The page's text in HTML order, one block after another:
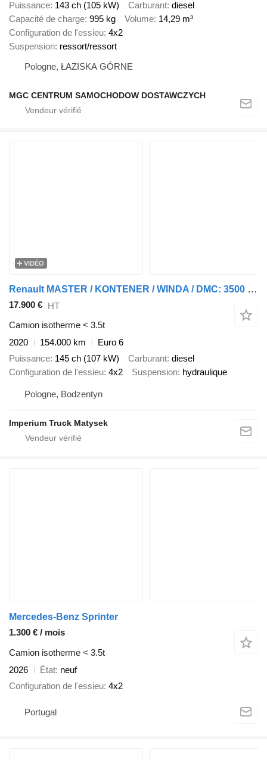
Puissance 143 ch (105 kW) Carburant diesel
Capacité de charge 995 kg Volume 14,29 m³
Configuration de l'essieu 4x2
Suspension ressort/ressort
Pologne, ŁAZISKA GÓRNE
MGC CENTRUM SAMOCHODOW DOSTAWCZYCH
VIDÉO
Renault MASTER / KONTENER / WINDA / DMC: 3500 KG / 2020 / SPROWADZONY
17.900 € HT
Camion isotherme < 3.5t
2020
154.000 km
Euro 6
Puissance 145 ch (107 kW) Carburant diesel
Configuration de l'essieu 4x2 Suspension hydraulique
Pologne, Bodzentyn
Imperium Truck Matysek
Mercedes-Benz Sprinter
1.300 € / mois
Camion isotherme < 3.5t
2026
État neuf
Configuration de l'essieu 4x2
Portugal